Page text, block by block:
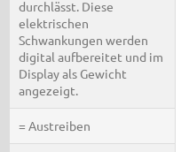
durchlässt. Diese
elektrischen
Schwankungen werden
digital aufbereitet und im
Display als Gewicht
angezeigt.
= Austreiben